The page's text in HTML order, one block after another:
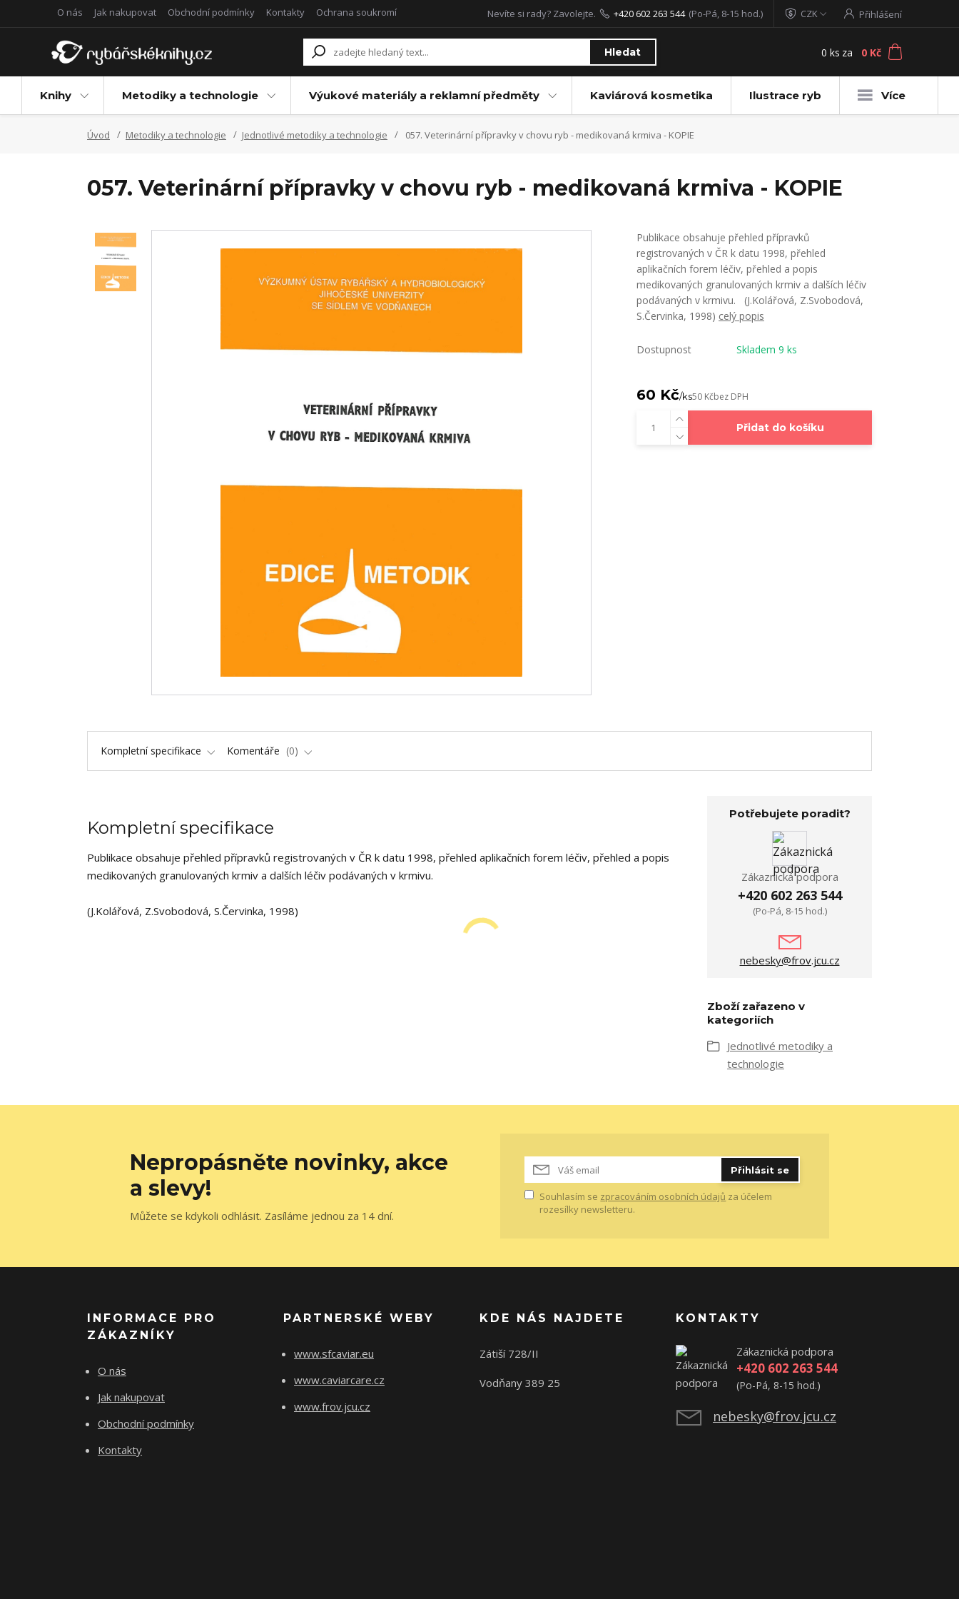
O nás Jak nakupovat Obchodní podmínky Kontakty Ochrana soukromí CZK Přihlášení
Hledat
Nevíte si rady? Zavolejte. +420 602 263 544 (Po-Pá, 8-15 hod.)
0 ks za 0 Kč
Knihy Metodiky a technologie Výukové materiály a reklamní předměty Kaviárová kosmetika Ilustrace ryb Více
Úvod Metodiky a technologie Jednotlivé metodiky a technologie 057. Veterinární přípravky v chovu ryb - medikovaná krmiva - KOPIE
057. Veterinární přípravky v chovu ryb - medikovaná krmiva - KOPIE
Publikace obsahuje přehled přípravků
registrovaných v ČR k datu 1998, přehled
aplikačních forem léčiv, přehled a popis
medikovaných granulovaných krmiv a dalších léčiv
podávaných v krmivu. (J.Kolářová, Z.Svobodová,
S.Červinka, 1998) celý popis
Dostupnost Skladem 9 ks
60 Kč/ks50 Kčbez DPH
Přidat do košíku
Kompletní specifikace Komentáře 0
Kompletní specifikace
Publikace obsahuje přehled přípravků registrovaných v ČR k datu 1998, přehled aplikačních forem léčiv, přehled a popis
medikovaných granulovaných krmiv a dalších léčiv podávaných v krmivu.
(J.Kolářová, Z.Svobodová, S.Červinka, 1998)
Potřebujete poradit?
Zákaznická podpora
+420 602 263 544
(Po-Pá, 8-15 hod.)
nebesky@frov.jcu.cz
Zboží zařazeno v
kategoriích
Jednotlivé metodiky a
technologie
Nepropásněte novinky, akce
a slevy!
Můžete se kdykoli odhlásit. Zasíláme jednou za 14 dní.
Přihlásit se
Souhlasím se zpracováním osobních údajů za účelem
rozesílky newsletteru.
INFORMACE PRO
ZÁKAZNÍKY
O nás
Jak nakupovat
Obchodní podmínky
Kontakty
PARTNERSKÉ WEBY
www.sfcaviar.eu
www.caviarcare.cz
www.frov.jcu.cz
KDE NÁS NAJDETE
Zátiší 728/II
Vodňany 389 25
KONTAKTY
Zákaznická podpora
+420 602 263 544
(Po-Pá, 8-15 hod.)
nebesky@frov.jcu.cz